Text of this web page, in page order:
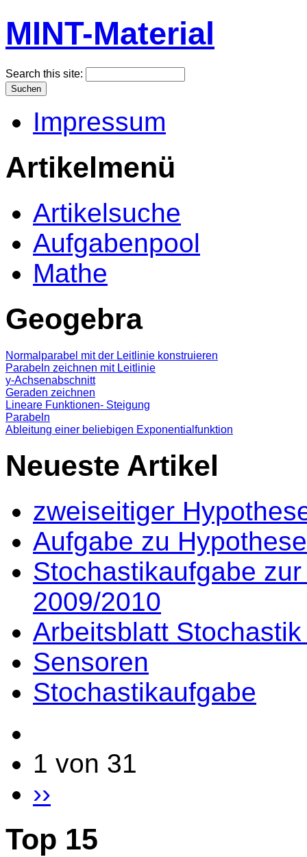
MINT-Material
Search this site:
Impressum
Artikelmenü
Artikelsuche
Aufgabenpool
Mathe
Geogebra
Normalparabel mit der Leitlinie konstruieren
Parabeln zeichnen mit Leitlinie
y-Achsenabschnitt
Geraden zeichnen
Lineare Funktionen- Steigung
Parabeln
Ableitung einer beliebigen Exponentialfunktion
Neueste Artikel
zweiseitiger
Aufgabe zu
Stochastikaufgabe
2009/2010
Arbeitsblatt
Sensoren
Stochastikaufgabe
1 von 31
››
Top 15